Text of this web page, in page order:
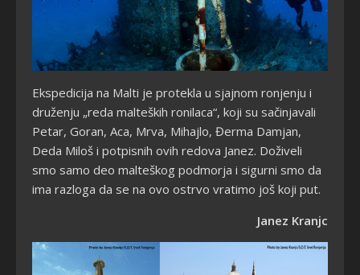
Ekspedicija na Malti je protekla u sjajnom ronjenju i
druženju „reda malteških ronilaca“, koji su sačinjavali
Petar, Goran, Aca, Mrva, Mihajlo, Đerma Damjan,
Deda Miloš i potpisnih ovih redova Janez. Doživeli
smo samo deo malteškog podmorja i sigurni smo da
ima razloga da se na ovo ostrvo vratimo još koji put.
Janez Kranjc